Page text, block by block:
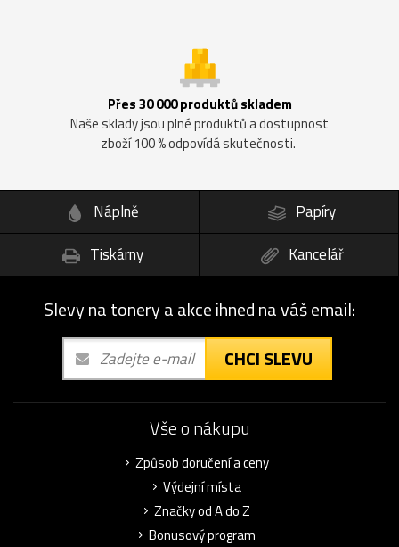
Přes 30 000 produktů skladem
Naše sklady jsou plné produktů a dostupnost
zboží 100 % odpovídá skutečnosti.
Náplně
Papíry
Tiskárny
Kancelář
Slevy na tonery a akce ihned na váš email:
CHCI SLEVU
Vše o nákupu
Způsob doručení a ceny
Výdejní místa
Značky od A do Z
Bonusový program